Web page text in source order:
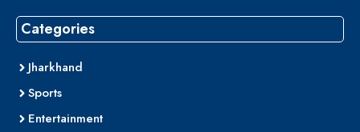
Categories
Jharkhand
Sports
Entertainment